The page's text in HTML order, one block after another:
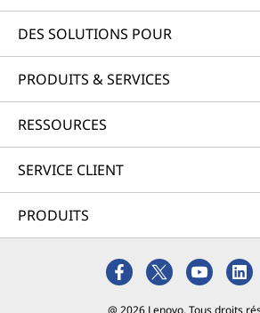
DES SOLUTIONS POUR
PRODUITS & SERVICES
RESSOURCES
SERVICE CLIENT
PRODUITS